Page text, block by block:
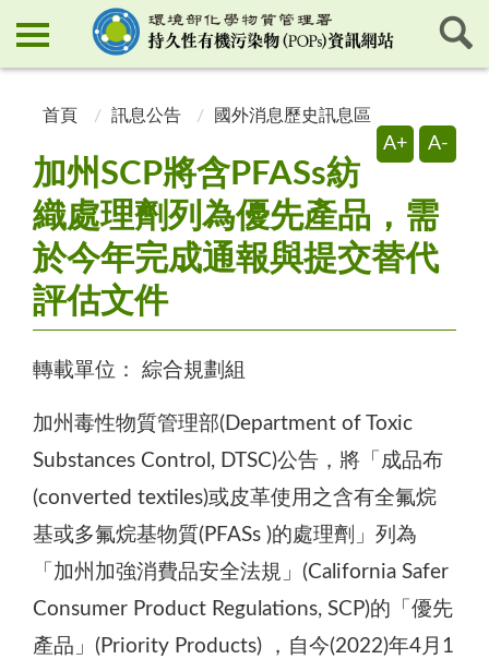
首頁 訊息公告 國外消息歷史訊息區
A+ A-
加州SCP將含PFASs紡
織處理劑列為優先產品，需
於今年完成通報與提交替代
評估文件
轉載單位： 綜合規劃組
加州毒性物質管理部(Department of Toxic
Substances Control, DTSC)公告，將「成品布
(converted textiles)或皮革使用之含有全氟烷
基或多氟烷基物質(PFASs )的處理劑」列為
「加州加強消費品安全法規」(California Safer
Consumer Product Regulations, SCP)的「優先
產品」(Priority Products) ，自今(2022)年4月1